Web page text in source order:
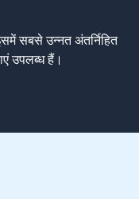
सबसे उन्नत अंतर्निहित
उपलब्ध हैं।